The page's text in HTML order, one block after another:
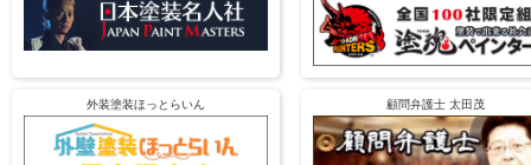
外装塗装ほっとらいん 顧問弁護士 太田茂